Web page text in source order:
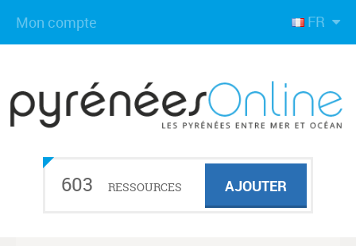
FR
Mon compte
603 RESSOURCES AJOUTER